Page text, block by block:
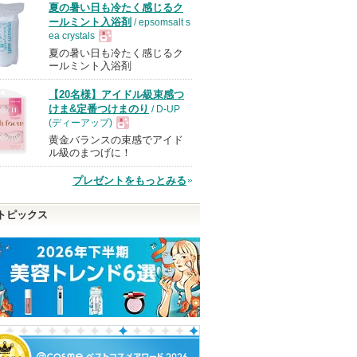
夏の暑い日も冷たく感じるク
ールミント入浴剤 / epsomsalt s
ea crystals
現
品
夏の暑い日も冷たく感じるク
ールミント入浴剤
【20名様】アイドル級束感つ
けま&定番つけまのり / D-UP
(ディーアップ)
現
品
黄金バランスの束感でアイド
ル級のまつげに！
プレゼントをもっとみる
ピックス